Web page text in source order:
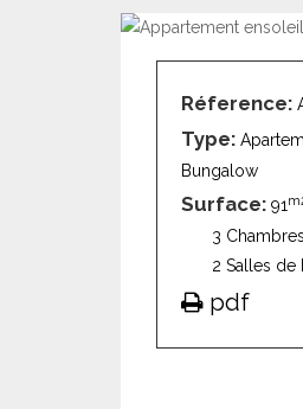
Réference:
Type:
Bungalow
Surface: 91
3
2 Salles de
pdf